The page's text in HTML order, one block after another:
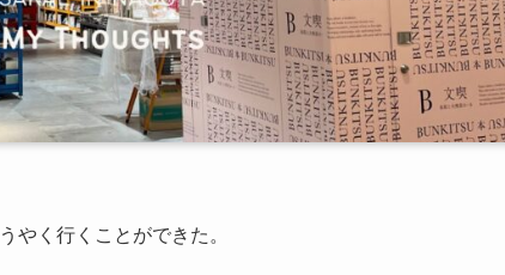
やく行くことができた。